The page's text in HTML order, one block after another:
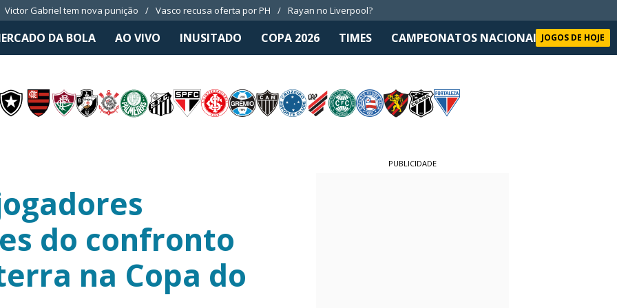
Victor Gabriel tem nova punição Vasco recusa oferta por PH Rayan no Liverpool?
DA BOLA AO VIVO INUSITADO COPA 2026 TIMES CAMPEONATOS NACIONAIS SELEÇÃO
JOGOS DE HOJE
do confronto
na Copa do
PUBLICIDADE